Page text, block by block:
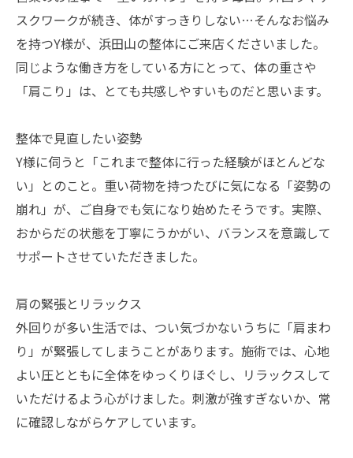
スクワークが続き、体がすっきりしない…そんなお悩み
を持つY様が、浜田山の整体にご来店くださいました。
同じような働き方をしている方にとって、体の重さや
「肩こり」は、とても共感しやすいものだと思います。
整体で見直したい姿勢
Y様に伺うと「これまで整体に行った経験がほとんどな
い」とのこと。重い荷物を持つたびに気になる「姿勢の
崩れ」が、ご自身でも気になり始めたそうです。実際、
おからだの状態を丁寧にうかがい、バランスを意識して
サポートさせていただきました。
肩の緊張とリラックス
外回りが多い生活では、つい気づかないうちに「肩まわ
り」が緊張してしまうことがあります。施術では、心地
よい圧とともに全体をゆっくりほぐし、リラックスして
いただけるよう心がけました。刺激が強すぎないか、常
に確認しながらケアしています。